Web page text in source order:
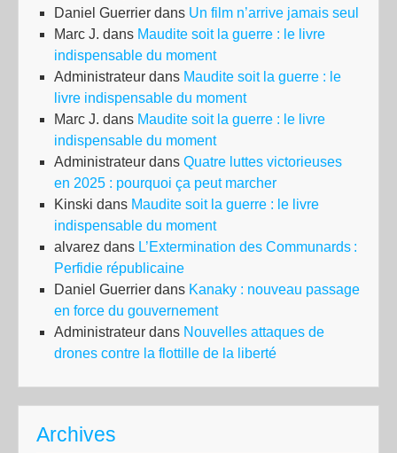
Daniel Guerrier dans Un film n’arrive jamais seul
Marc J. dans Maudite soit la guerre : le livre
indispensable du moment
Administrateur dans Maudite soit la guerre : le
livre indispensable du moment
Marc J. dans Maudite soit la guerre : le livre
indispensable du moment
Administrateur dans Quatre luttes victorieuses
en 2025 : pourquoi ça peut marcher
Kinski dans Maudite soit la guerre : le livre
indispensable du moment
alvarez dans L’Extermination des Communards :
Perfidie républicaine
Daniel Guerrier dans Kanaky : nouveau passage
en force du gouvernement
Administrateur dans Nouvelles attaques de
drones contre la flottille de la liberté
Archives